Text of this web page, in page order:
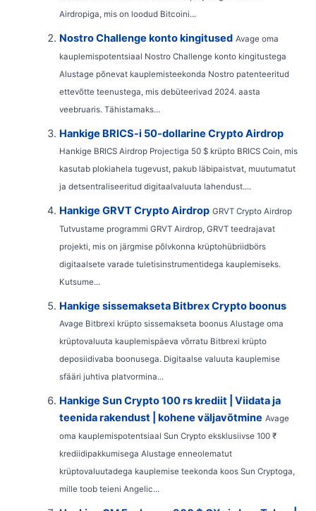
Airdropiga, mis on loodud Bitcoini...
Nostro Challenge konto kingitused Avage oma
kauplemispotentsiaal Nostro Challenge konto kingitustega
Alustage põnevat kauplemisteekonda Nostro patenteeritud
ettevõtte teenustega, mis debüteerivad 2024. aasta
veebruaris. Tähistamaks...
Hankige BRICS-i 50-dollarine Crypto Airdrop
Hankige BRICS Airdrop Projectiga 50 $ krüpto BRICS Coin, mis
kasutab plokiahela tugevust, pakub läbipaistvat, muutumatut
ja detsentraliseeritud digitaalvaluuta lahendust....
Hankige GRVT Crypto Airdrop GRVT Crypto Airdrop
Tutvustame programmi GRVT Airdrop, GRVT teedrajavat
projekti, mis on järgmise põlvkonna krüptohübriidbörs
digitaalsete varade tuletisinstrumentidega kauplemiseks.
Kutsume...
Hankige sissemakseta Bitbrex Crypto boonus
Avage Bitbrexi krüpto sissemakseta boonus Alustage oma
krüptovaluuta kauplemispäeva võrratu Bitbrexi krüpto
deposiidivaba boonusega. Digitaalse valuuta kauplemise
sfääri juhtiva platvormina...
Hankige Sun Crypto 100 rs krediit | Viidata ja
teenida rakendust | kohene väljavõtmine Avage
oma kauplemispotentsiaal Sun Crypto eksklusiivse 100 ₹
krediidipakkumisega Alustage enneolematut
krüptovaluutadega kauplemise teekonda koos Sun Cryptoga,
mille toob teieni Angelic...